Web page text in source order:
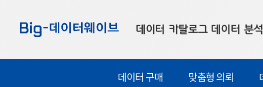
기
기
기
데이터 카탈로그
부산데이터
데이터 분석
우수사례
데이터 구매 맞춤형 의뢰